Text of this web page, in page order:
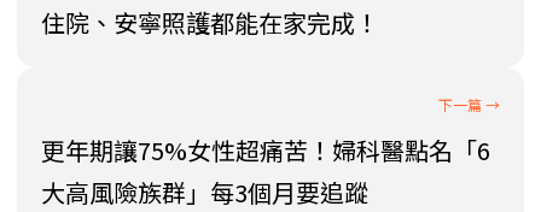
住院、安寧照護都能在家完成！
更年期讓75%女性超痛苦！婦科醫點名「6
大高風險族群」每3個月要追蹤